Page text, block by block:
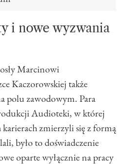
i nowe wyzwania
Marcinowi
Kaczorowskiej także
polu zawodowym. Para
Audioteki, w której
zmierzyli się z formą
było to doświadczenie
oparte wyłącznie na pracy